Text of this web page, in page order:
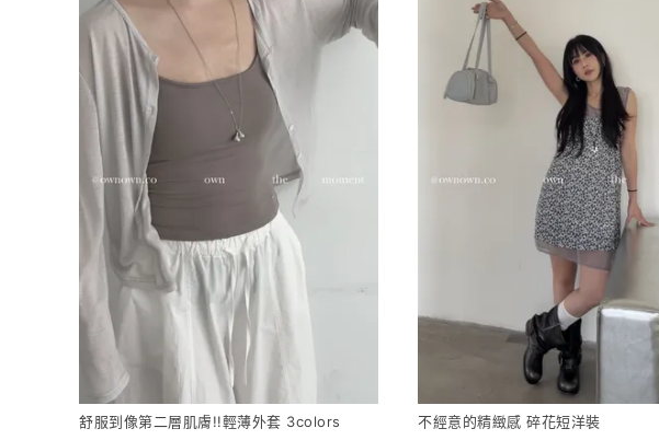
舒服到像第二層肌膚!!輕薄外套 3colors
不經意的精緻感 碎花短洋裝